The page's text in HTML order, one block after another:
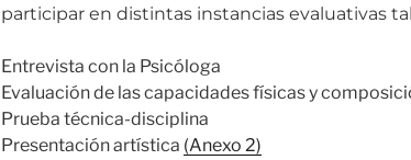
participar en distintas instancias evaluativas
Entrevista con la Psicóloga
Evaluación de las capacidades físicas y
Prueba técnica-disciplina
Presentación artística (Anexo 2)